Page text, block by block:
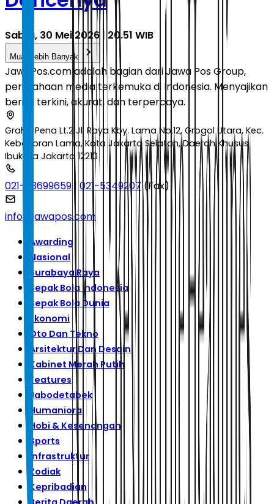
Sabtu, 30 Mei 2026 | 20.51 WIB
Muat Lebih Banyak
JawaPos.com adalah bagian dari Jawa Pos Group,
perusahaan media terkemuka di Indonesia. Menyajikan
berita terkini, akurat, dan terpercaya.
Graha Pena Lt.2 Jl. Raya Kby. Lama No.12, Grogol Utara, Kec.
Kebayoran Lama, Kota Jakarta Selatan, Daerah Khusus
Ibukota Jakarta 12210
021-53699659 | 021-5349207(Fax)
info@jawapos.com
Awarding
Nasional
Surabaya Raya
Sepak Bola Indonesia
Sepak Bola Dunia
Ekonomi
Oto Dan Tekno
Arsitektur Dan Desain
Kabinet Merah Putih
Features
Jabodetabek
Humaniora
Hobi & Kesenangan
Sports
Infrastruktur
Zodiak
Kepribadian